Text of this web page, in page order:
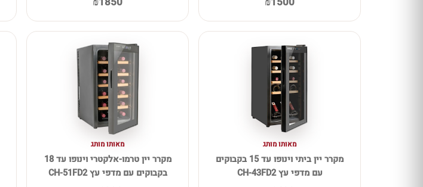
מאותו מותג
מקרר יין ביתי וינופו עד 15 בקבוקים
עם מדפי עץ CH-43FD2
מאותו מותג
מקרר יין טרמו-אלקטרי וינופו עד 18
בקבוקים עם מדפי עץ CH-51FD2